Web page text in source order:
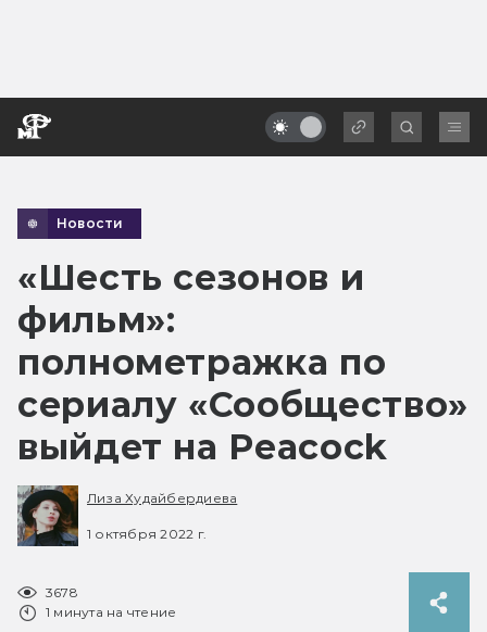
Новости
«Шесть сезонов и
фильм»:
полнометражка по
сериалу «Сообщество»
выйдет на Peacock
Лиза Худайбердиева
1 октября 2022 г.
3678
1 минута на чтение